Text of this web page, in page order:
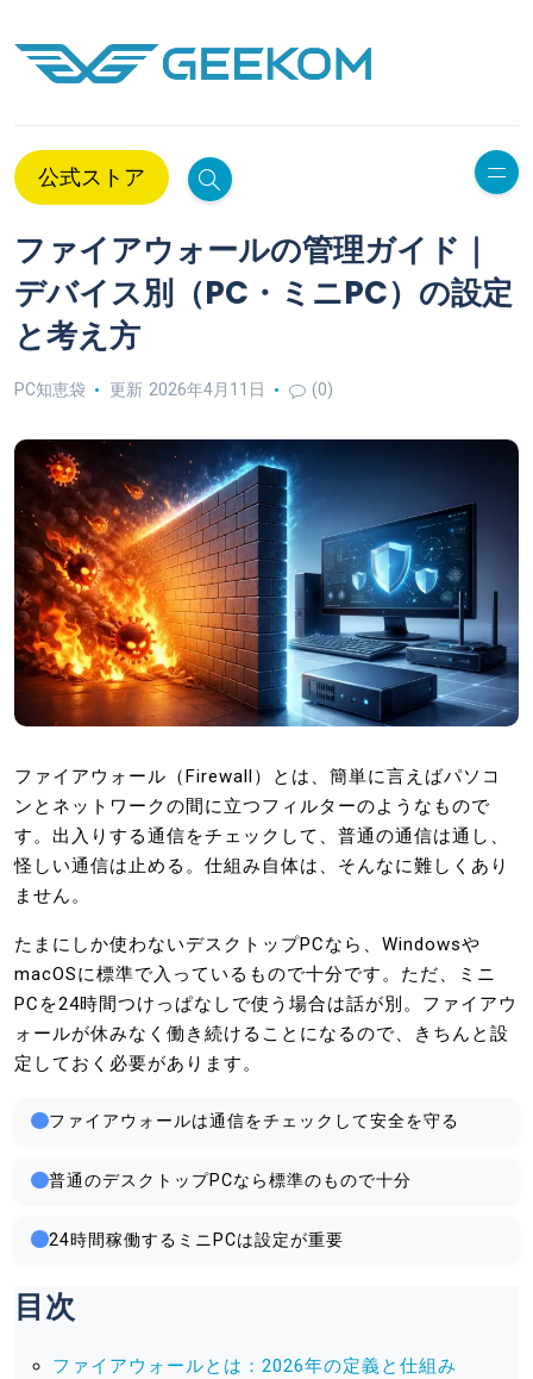
公式ストア
ファイアウォールの管理ガイド｜
デバイス別（PC・ミニPC）の設定
と考え方
PC知恵袋 更新 2026年4月11日 (0)
ファイアウォール（Firewall）とは、簡単に言えばパソコ
ンとネットワークの間に立つフィルターのようなもので
す。出入りする通信をチェックして、普通の通信は通し、
怪しい通信は止める。仕組み自体は、そんなに難しくあり
ません。
たまにしか使わないデスクトップPCなら、Windowsや
macOSに標準で入っているもので十分です。ただ、ミニ
PCを24時間つけっぱなしで使う場合は話が別。ファイアウ
ォールが休みなく働き続けることになるので、きちんと設
定しておく必要があります。
ファイアウォールは通信をチェックして安全を守る
普通のデスクトップPCなら標準のもので十分
24時間稼働するミニPCは設定が重要
目次
ファイアウォールとは：2026年の定義と仕組み